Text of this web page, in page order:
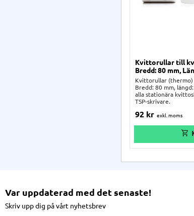
Kvittorullar till
Bredd: 80 mm,
Kvittorullar (thermo)
Bredd: 80 mm,
alla stationära
TSP-skrivare.
92 kr
Var uppdaterad med det senaste!
Skriv upp dig på vårt nyhetsbrev